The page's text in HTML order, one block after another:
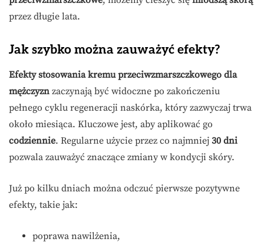
przez długie lata.
Jak szybko można zauważyć efekty?
Efekty stosowania kremu przeciwzmarszczkowego dla
mężczyzn zaczynają być widoczne po zakończeniu
pełnego cyklu regeneracji naskórka, który zazwyczaj trwa
około miesiąca. Kluczowe jest, aby aplikować go
codziennie. Regularne użycie przez co najmniej 30 dni
pozwala zauważyć znaczące zmiany w kondycji skóry.
Już po kilku dniach można odczuć pierwsze pozytywne
efekty, takie jak:
poprawa nawilżenia,